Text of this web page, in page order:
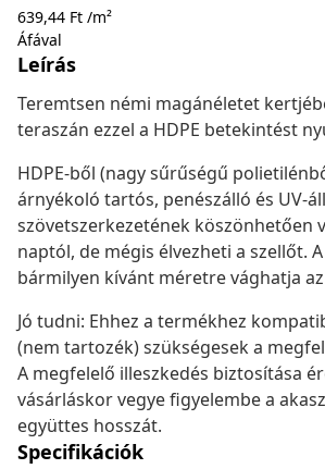
639,44 Ft /m²
Áfával
Leírás
Teremtsen némi magánéletet
teraszán ezzel a HDPE betekintést
HDPE-ből (nagy sűrűségű
árnyékoló tartós, penészálló és UV-
szövetszerkezetének köszönhetően
naptól, de mégis élvezheti a szellőt.
bármilyen kívánt méretre vághatja
Jó tudni: Ehhez a termékhez
(nem tartozék) szükségesek a
A megfelelő illeszkedés biztosítása
vásárláskor vegye figyelembe a
együttes hosszát.
Specifikációk